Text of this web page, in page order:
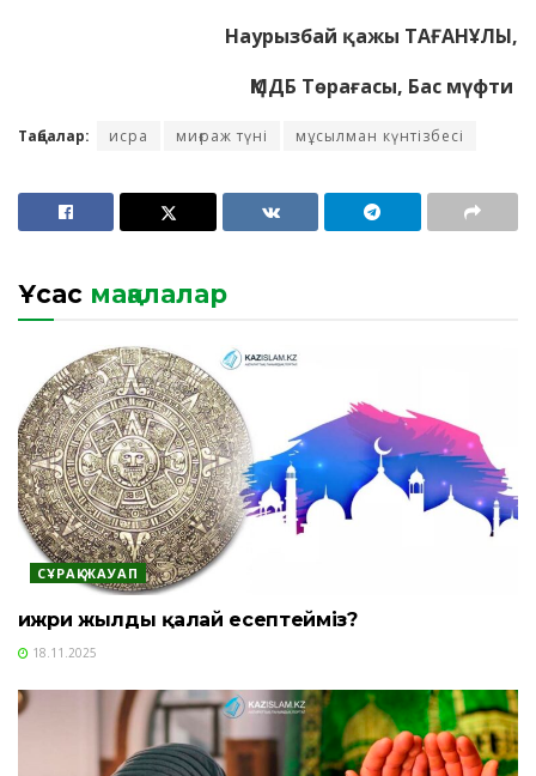
Наурызбай қажы ТАҒАНҰЛЫ,
ҚМДБ Төрағасы, Бас мүфти
Таңбалар: исра миғраж түні мұсылман күнтізбесі
Ұқсас мақалалар
СҰРАҚ-ЖАУАП
Һижри жылды қалай есептейміз?
18.11.2025